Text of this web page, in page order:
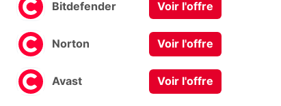
Bitdefender Voir l'offre
Norton Voir l'offre
Avast Voir l'offre